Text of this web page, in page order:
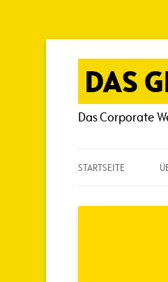
Zum
Inhalt
DAS
Das Corporate
STARTSEITE